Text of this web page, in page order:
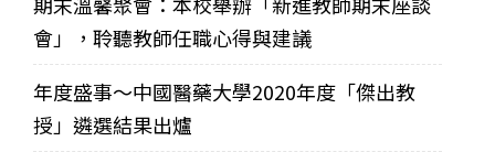
會」，聆聽教師任職心得與建議
年度盛事～中國醫藥大學2020年度「傑出教
授」遴選結果出爐